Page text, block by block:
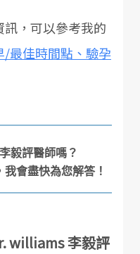
，可以參考我的
/最佳時間點、驗孕
毅評醫師嗎？
williams 李毅評